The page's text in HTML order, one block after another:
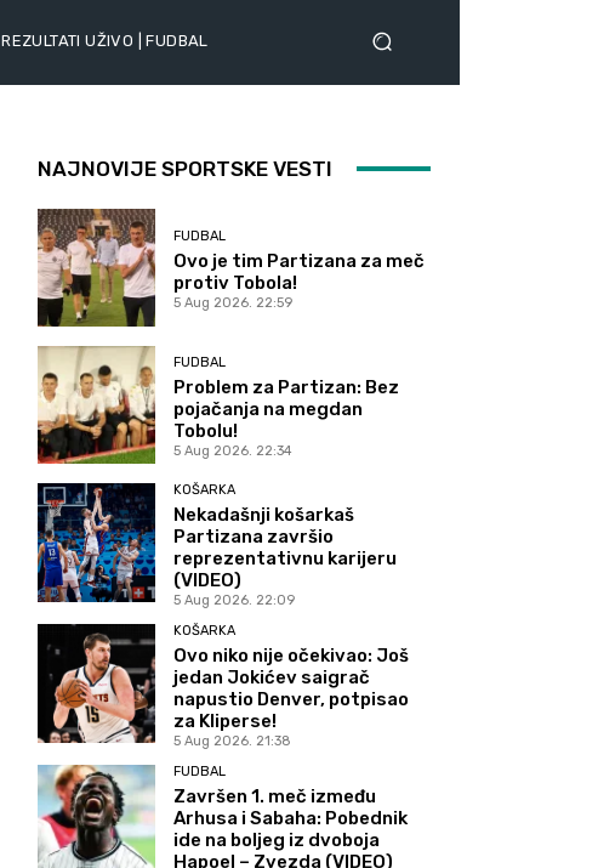
REZULTATI UŽIVO | FUDBAL
NAJNOVIJE SPORTSKE VESTI
FUDBAL
Ovo je tim Partizana za meč
protiv Tobola!
5 Aug 2026. 22:59
FUDBAL
Problem za Partizan: Bez
pojačanja na megdan
Tobolu!
5 Aug 2026. 22:34
KOŠARKA
Nekadašnji košarkaš
Partizana završio
reprezentativnu karijeru
(VIDEO)
5 Aug 2026. 22:09
KOŠARKA
Ovo niko nije očekivao: Još
jedan Jokićev saigrač
napustio Denver, potpisao
za Kliperse!
5 Aug 2026. 21:38
FUDBAL
Završen 1. meč između
Arhusa i Sabaha: Pobednik
ide na boljeg iz dvoboja
Hapoel – Zvezda (VIDEO)